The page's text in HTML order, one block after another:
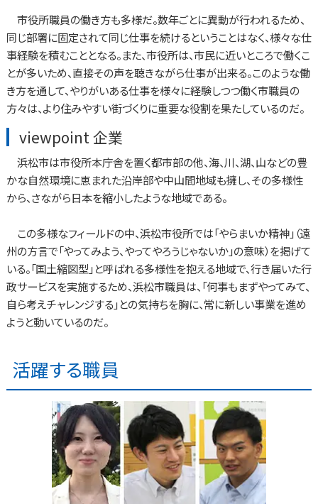
市役所職員の働き方も多様だ。数年ごとに異動が行われるため、
同じ部署に固定されて同じ仕事を続けるということはなく、様々な仕
事経験を積むこととなる。また、市役所は、市民に近いところで働くこ
とが多いため、直接その声を聴きながら仕事が出来る。このような働
き方を通して、やりがいある仕事を様々に経験しつつ働く市職員の
方々は、より住みやすい街づくりに重要な役割を果たしているのだ。
viewpoint 企業
浜松市は市役所本庁舎を置く都市部の他、海、川、湖、山などの豊
かな自然環境に恵まれた沿岸部や中山間地域も擁し、その多様性
から、さながら日本を縮小したような地域である。
この多様なフィールドの中、浜松市役所では「やらまいか精神」（遠
州の方言で「やってみよう、やってやろうじゃないか」の意味）を掲げて
いる。「国土縮図型」と呼ばれる多様性を抱える地域で、行き届いた行
政サービスを実施するため、浜松市職員は、「何事もまずやってみて、
自ら考えチャレンジする」との気持ちを胸に、常に新しい事業を進め
ようと動いているのだ。
活躍する職員